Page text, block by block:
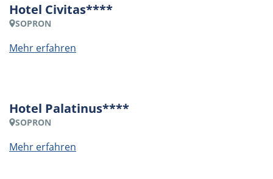
Hotel Civitas****
SOPRON
Mehr erfahren
Hotel Palatinus****
SOPRON
Mehr erfahren